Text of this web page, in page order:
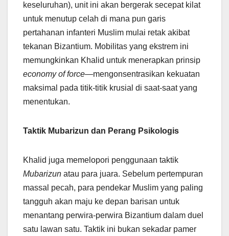
keseluruhan), unit ini akan bergerak secepat kilat
untuk menutup celah di mana pun garis
pertahanan infanteri Muslim mulai retak akibat
tekanan Bizantium. Mobilitas yang ekstrem ini
memungkinkan Khalid untuk menerapkan prinsip
economy of force—mengonsentrasikan kekuatan
maksimal pada titik-titik krusial di saat-saat yang
menentukan.
Taktik Mubarizun dan Perang Psikologis
Khalid juga memelopori penggunaan taktik
Mubarizun atau para juara. Sebelum pertempuran
massal pecah, para pendekar Muslim yang paling
tangguh akan maju ke depan barisan untuk
menantang perwira-perwira Bizantium dalam duel
satu lawan satu. Taktik ini bukan sekadar pamer